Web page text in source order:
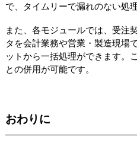
で、タイムリーで漏れのない処
また、各モジュールでは、受注
タを会計業務や営業・製造現場
ットから一括処理ができます。
との併用が可能です。
おわりに